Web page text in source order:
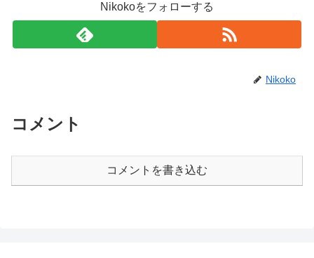
Nikokoをフォローする
Nikoko
コメント
コメントを書き込む